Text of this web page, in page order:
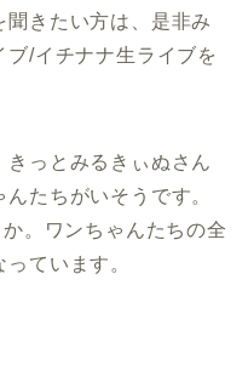
きたい方は、是非み
/イチナナ生ライブを
きっとみるきぃぬさん
たちがいそうです。
。ワンちゃんたちの全
ています。